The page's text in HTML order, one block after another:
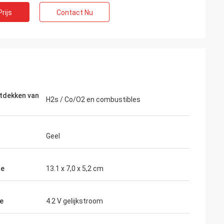
Contact Nu
van H2s / Co/O2 en combustibles
Geel
13.1 x 7,0 x 5,2 cm
4.2 V gelijkstroom